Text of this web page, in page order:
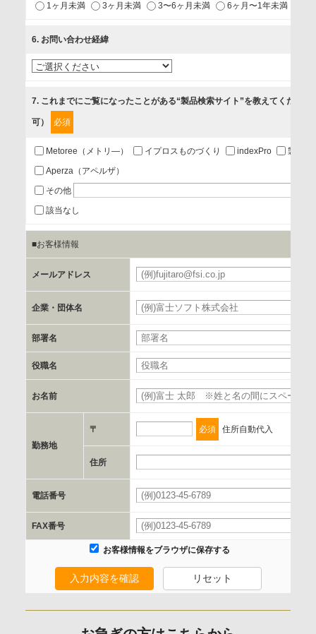
2.当社が開催（主催・共催・協賛）するセミナーなど、各種イ
3.お客様の業務内容、及び興味、関心に応じた情報の提供
4.お客様満足度調査等のアンケートの依頼
第三者提供の有無
あり
a.個人情報の提供・利用目的
当該企業/団体のサービス等のご案内及び当該企業/団体からの
お客様のご氏名、フリガナ、企業・団体名、部署名、役職、
郵便番号、住所、電話番号、FAX番号、メールアドレス
c.第三者への提供の手段または手法
書類の送付又は電子的な方法
d.提供先および管理者
当社とイベント/セミナーを共同で開催する企業/団体
e.個人情報取り扱いに関する契約
当社と当該企業/団体とは、個人情報取扱に関する覚書の締結
を行います。
委託の有無
1ヶ月未満 3ヶ月未満 3〜6ヶ月未満 6ヶ月〜1年未満
6. お問い合わせ経緯
7. これまでにご覧になったことがある“製品検索サイト”を教えてください
可） 必須
Metoree（メトリ―） イプロスものづくり indexPro
製品ナ
Aperza（アペルザ）
その他
該当なし
■お客様情報
メールアドレス
企業・団体名
部署名
役職名
お名前
勤務地
〒 必須 住所自動代入
住所
電話番号
FAX番号
お客様情報をブラウザに保存する
入力内容を確認 リセット